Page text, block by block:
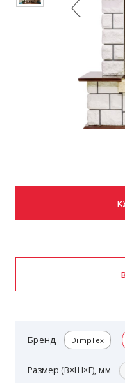
Бренд Dimplex
Размер (В×Ш×Г), мм